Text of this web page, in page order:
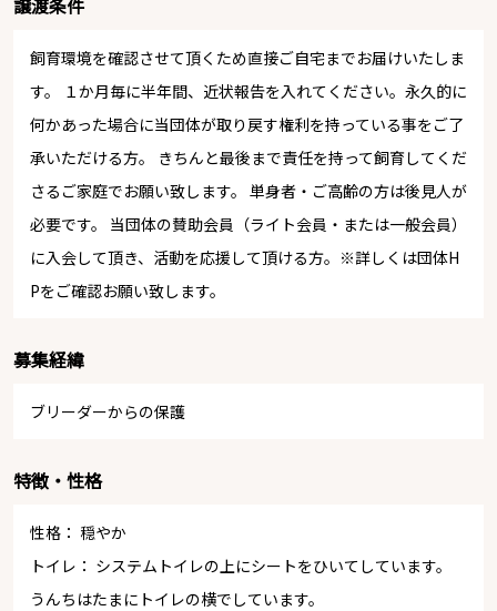
譲渡条件
飼育環境を確認させて頂くため直接ご自宅までお届けいたしま
す。 １か月毎に半年間、近状報告を入れてください。永久的に
何かあった場合に当団体が取り戻す権利を持っている事をご了
承いただける方。 きちんと最後まで責任を持って飼育してくだ
さるご家庭でお願い致します。 単身者・ご高齢の方は後見人が
必要です。 当団体の賛助会員（ライト会員・または一般会員）
に入会して頂き、活動を応援して頂ける方。※詳しくは団体H
Pをご確認お願い致します。
募集経緯
ブリーダーからの保護
特徴・性格
性格： 穏やか
トイレ： システムトイレの上にシートをひいてしています。
うんちはたまにトイレの横でしています。